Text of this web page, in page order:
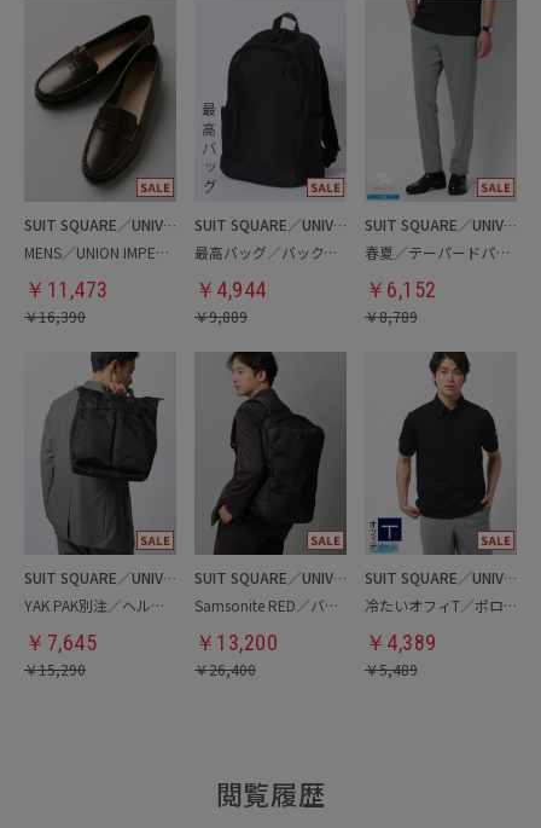
SUIT SQUARE／UNIVERSAL LANGUAGE
MENS／UNION IMPERIAL監修／コインローファー
￥ 11,473
￥16,390
SUIT SQUARE／UNIVERSAL LANGUAGE
最高バッグ／バックパック
￥ 4,944
￥9,889
SUIT SQUARE／UNIVERSAL LANGUAGE
春夏／テーパードパンツ
￥ 6,152
￥8,789
SUIT SQUARE／UNIVERSAL LANGUAGE
YAK PAK別注／ヘルメットバッグ
￥ 7,645
￥15,290
SUIT SQUARE／UNIVERSAL LANGUAGE
Samsonite RED／バックパック
￥ 13,200
￥26,400
SUIT SQUARE／UNIVERSAL LANGUAGE
冷たいオフィT／ポロシャツ
￥ 4,389
￥5,489
閲覧履歴